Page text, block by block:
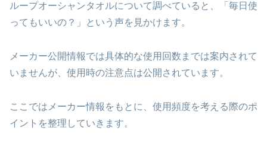
ループオーシャンタオルについて調べていると、「毎日使
ってもいいの？」という声を見かけます。
メーカー公開情報では具体的な使用回数までは案内されて
いませんが、使用時の注意点は公開されています。
ここではメーカー情報をもとに、使用頻度を考える際のポ
イントを整理していきます。